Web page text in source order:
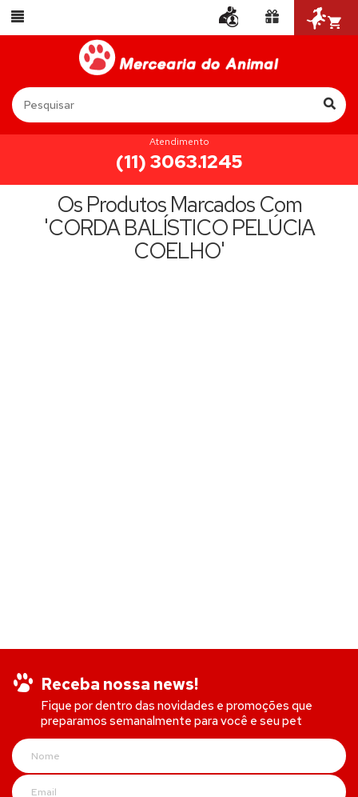
Atendimento
(11) 3063.1245
Os Produtos Marcados Com
'CORDA BALÍSTICO PELÚCIA
COELHO'
Receba nossa news!
Fique por dentro das novidades e promoções que
preparamos semanalmente para você e seu pet